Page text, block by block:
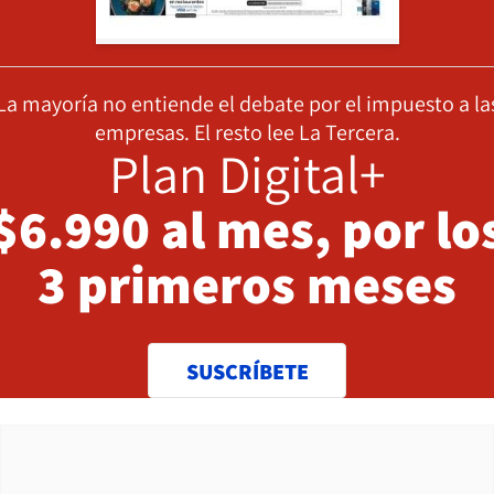
mayoría no entiende el debate por el impuesto a
empresas. El resto lee La Tercera.
Plan Digital+
al mes, por
3 primeros meses
SUSCRÍBETE